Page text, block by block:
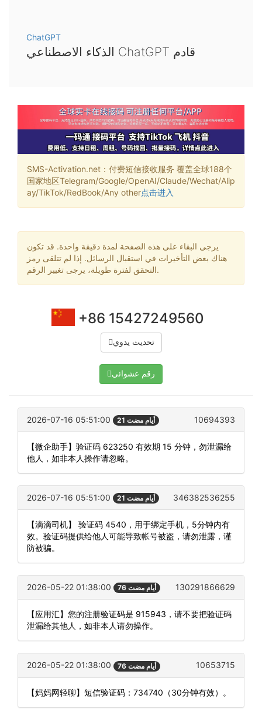
ChatGPT
الذكاء الاصطناعي ChatGPT قادم
SMS-Activation.net：付费短信接收服务 覆盖全球188个
国家地区Telegram/Google/OpenAI/Claude/Wechat/Alip
ay/TikTok/RedBook/Any other点击进入
يرجى البقاء على هذه الصفحة لمدة دقيقة واحدة. قد تكون
هناك بعض التأخيرات في استقبال الرسائل. إذا لم تتلقى رمز
التحقق لفترة طويلة، يرجى تغيير الرقم.
+86 15427249560
تحديث يدوي
رقم عشوائي
2026-07-16 05:51:00 21 أيام مضت 10694393
【微企助手】验证码 623250 有效期 15 分钟，勿泄漏给
他人，如非本人操作请忽略。
2026-07-16 05:51:00 21 أيام مضت 346382536255
【滴滴司机】 验证码 4540，用于绑定手机，5分钟内有
效。验证码提供给他人可能导致帐号被盗，请勿泄露，谨
防被骗。
2026-05-22 01:38:00 76 أيام مضت 130291866629
【应用汇】您的注册验证码是 915943，请不要把验证码
泄漏给其他人，如非本人请勿操作。
2026-05-22 01:38:00 76 أيام مضت 10653715
【妈妈网轻聊】短信验证码：734740（30分钟有效）。